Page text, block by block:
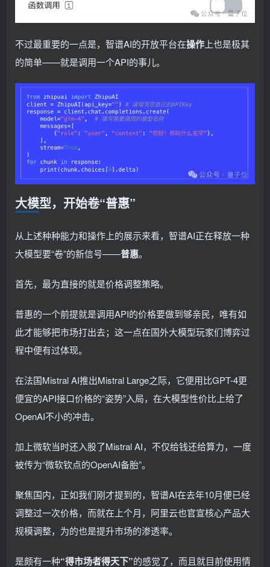
不过最重要的一点是，智谱AI的开放平台在操作 上也是极其
的简单——就是调用一个API的事儿。
大模型，开始卷“普惠”
从上述种种能力和操作上的展示来看，智谱AI正在释放一种
大模型要“卷”的新信号——普惠。
首先，最为直接的就是价格调整策略。
普惠的一个前提就是调用API的价格要做到够亲民，唯有如
此才能够把市场打出去；这一点在国外大模型玩家们博弈过
程中便有过体现。
在法国Mistral AI推出Mistral Large之际，它便用比GPT-4更
便宜的API接口价格的“姿势”入局，在大模型性价比上给了
OpenAI不小的冲击。
加上微软当时还入股了Mistral AI，不仅给钱还给算力，一度
被传为“微软钦点的OpenAI备胎”。
聚焦国内，正如我们刚才提到的，智谱AI在去年10月便已经
调整过一次价格，而就在上个月，阿里云也官宣核心产品大
规模调整，为的也是提升市场的渗透率。
是颇有一种“得市场者得天下”的感觉了，而且就目前使用情